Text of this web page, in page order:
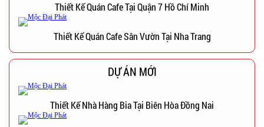
Thiết Kế Quán Cafe Tại Quận 7 Hồ Chí Minh
Thiết Kế Quán Cafe Sân Vườn Tại Nha Trang
DỰ ÁN MỚI
Thiết Kế Nhà Hàng Bia Tại Biên Hòa Đồng Nai